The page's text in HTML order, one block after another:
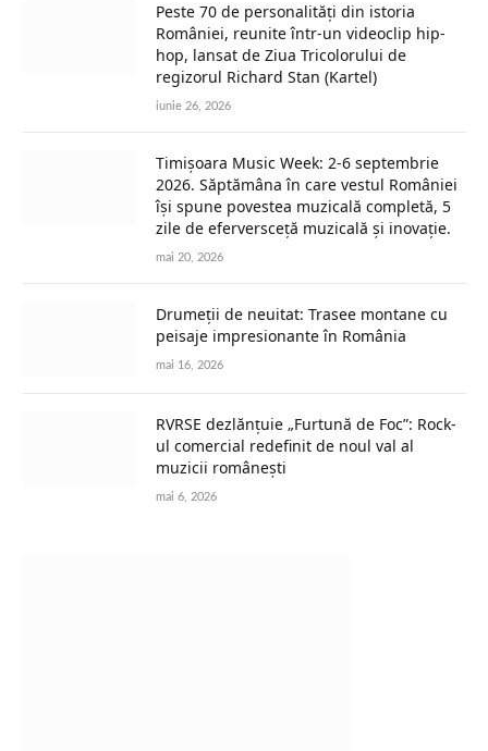
Peste 70 de personalități din istoria
României, reunite într-un videoclip hip-
hop, lansat de Ziua Tricolorului de
regizorul Richard Stan (Kartel)
iunie 26, 2026
Timișoara Music Week: 2-6 septembrie
2026. Săptămâna în care vestul României
își spune povestea muzicală completă, 5
zile de eferversceță muzicală și inovație.
mai 20, 2026
Drumeții de neuitat: Trasee montane cu
peisaje impresionante în România
mai 16, 2026
RVRSE dezlănțuie „Furtună de Foc”: Rock-
ul comercial redefinit de noul val al
muzicii românești
mai 6, 2026